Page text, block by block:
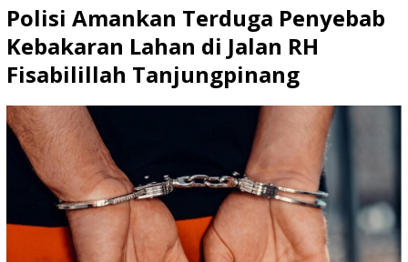
Polisi Amankan Terduga Penyebab
Kebakaran Lahan di Jalan RH
Fisabilillah Tanjungpinang